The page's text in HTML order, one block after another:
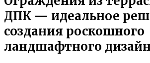
ДПК — идеальное
создания роскошного
ландшафтного